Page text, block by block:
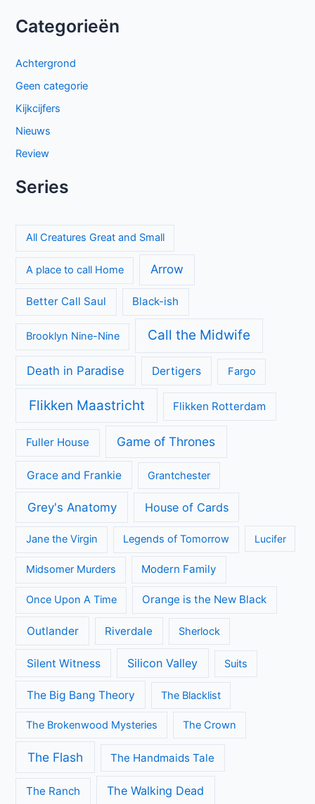
Categorieën
Achtergrond
Geen categorie
Kijkcijfers
Nieuws
Review
Series
All Creatures Great and Small
A place to call Home Arrow
Better Call Saul Black-ish
Brooklyn Nine-Nine Call the Midwife
Death in Paradise Dertigers Fargo
Flikken Maastricht Flikken Rotterdam
Fuller House Game of Thrones
Grace and Frankie Grantchester
Grey's Anatomy House of Cards
Jane the Virgin Legends of Tomorrow Lucifer
Midsomer Murders Modern Family
Once Upon A Time Orange is the New Black
Outlander Riverdale Sherlock
Silent Witness Silicon Valley Suits
The Big Bang Theory The Blacklist
The Brokenwood Mysteries The Crown
The Flash The Handmaids Tale
The Ranch The Walking Dead